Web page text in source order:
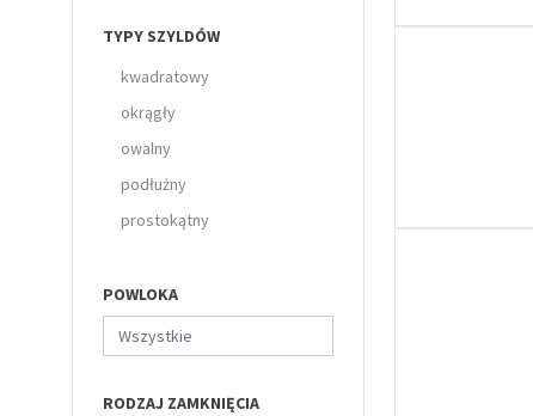
TYPY SZYLDÓW
kwadratowy
okrągły
owalny
podłużny
prostokątny
POWLOKA
Wszystkie
RODZAJ ZAMKNIĘCIA